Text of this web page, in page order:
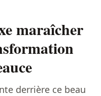
maraîcher
derrière ce beau